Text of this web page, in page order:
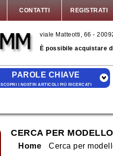
CONTATTI REGISTRATI
viale Matteotti, 66 -
È possibile acquistare
PAROLE CHIAVE
SCOPRI I NOSTRI ARTICOLI PIÙ RICERCATI
CERCA PER
Home Cerca per